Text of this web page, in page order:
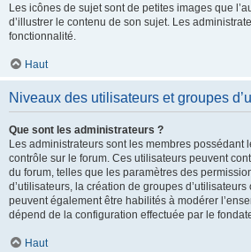
Les icônes de sujet sont de petites images que
d’illustrer le contenu de son sujet. Les
fonctionnalité.
Haut
Niveaux des utilisateurs et groupes
Que sont les administrateurs ?
Les administrateurs sont les membres possédant
contrôle sur le forum. Ces utilisateurs peuvent
du forum, telles que les paramètres des
d’utilisateurs, la création de groupes
peuvent également être habilités à modérer
dépend de la configuration effectuée par le
Haut